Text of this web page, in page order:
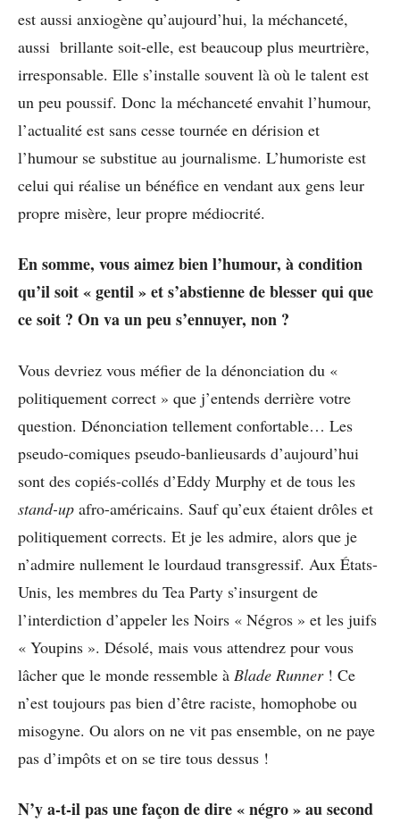
est aussi anxiogène qu’aujourd’hui, la méchanceté,
aussi brillante soit-elle, est beaucoup plus meurtrière,
irresponsable. Elle s’installe souvent là où le talent est
un peu poussif. Donc la méchanceté envahit l’humour,
l’actualité est sans cesse tournée en dérision et
l’humour se substitue au journalisme. L’humoriste est
celui qui réalise un bénéfice en vendant aux gens leur
propre misère, leur propre médiocrité.
En somme, vous aimez bien l’humour, à condition
qu’il soit « gentil » et s’abstienne de blesser qui que
ce soit ? On va un peu s’ennuyer, non ?
Vous devriez vous méfier de la dénonciation du «
politiquement correct » que j’entends derrière votre
question. Dénonciation tellement confortable… Les
pseudo-comiques pseudo-banlieusards d’aujourd’hui
sont des copiés-collés d’Eddy Murphy et de tous les
stand-up afro-américains. Sauf qu’eux étaient drôles et
politiquement corrects. Et je les admire, alors que je
n’admire nullement le lourdaud transgressif. Aux États-
Unis, les membres du Tea Party s’insurgent de
l’interdiction d’appeler les Noirs « Négros » et les juifs
« Youpins ». Désolé, mais vous attendrez pour vous
lâcher que le monde ressemble à Blade Runner! Ce
n’est toujours pas bien d’être raciste, homophobe ou
misogyne. Ou alors on ne vit pas ensemble, on ne paye
pas d’impôts et on se tire tous dessus !
N’y a-t-il pas une façon de dire « négro » au second